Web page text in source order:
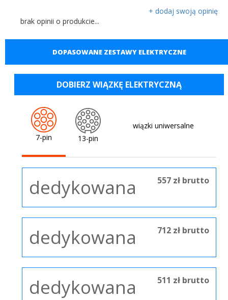
+ dodaj swoją opinię
brak opinii o produkcie...
DOPASOWANE ZESTAWY ELEKTRYCZNE
DOBIERZ WIĄZKĘ ELEKTRYCZNĄ
7-pin 13-pin
wiązki uniwersalne
dedykowana 557 zł brutto
dedykowana 712 zł brutto
dedykowana 511 zł brutto